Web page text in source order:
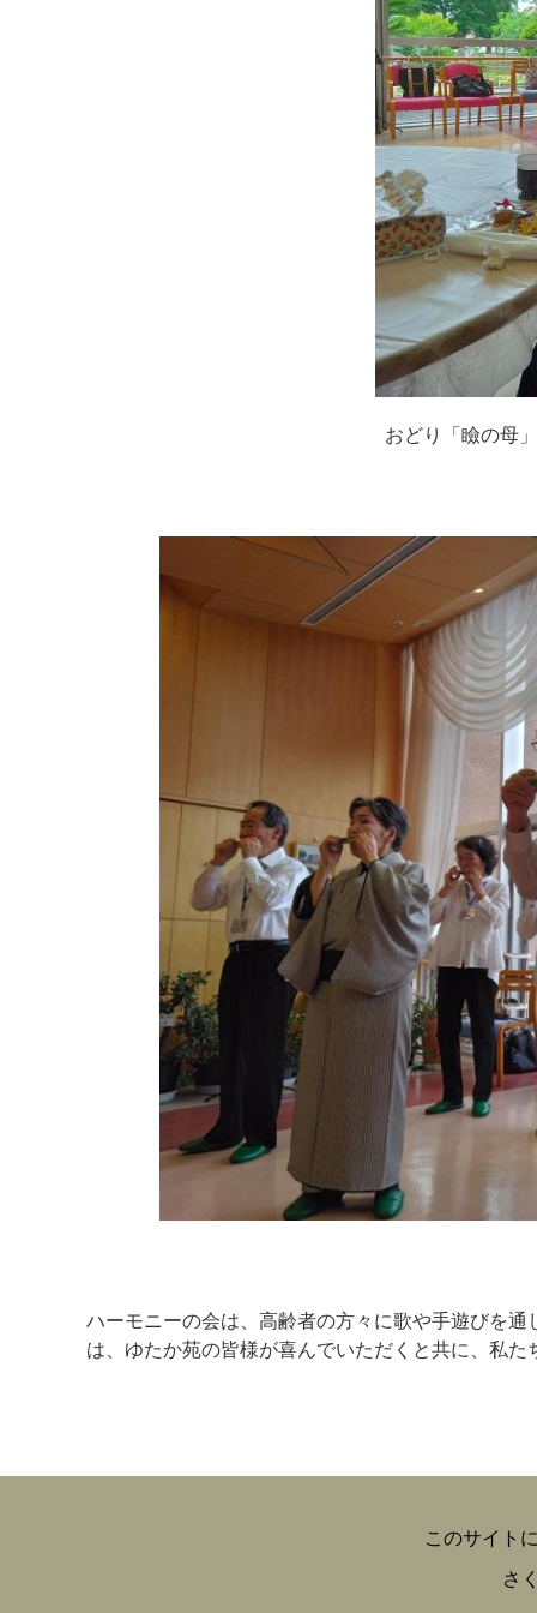
おどり「瞼の母
ハーモニーの会は、高齢者の方々に歌や手遊びを
は、ゆたか苑の皆様が喜んでいただくと共に、私
このサイト
さ